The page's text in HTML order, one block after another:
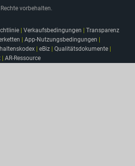
vorbehalten.
Verkaufsbedingungen
Transparenz
App-Nutzungsbedingungen
eBiz Qualitätsdokumente
AR-Ressource